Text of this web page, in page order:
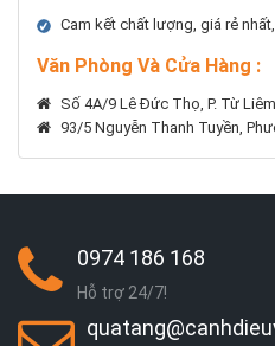
Cam kết chất lượng, giá rẻ
Văn Phòng Và Cửa Hàng :
Số 4A/9 Lê Đức Thọ, P. Từ
93/5 Nguyễn Thanh Tuyền,
0974 186 168
Hỗ trợ 24/7!